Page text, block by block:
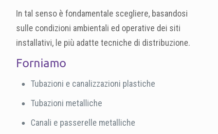
In tal senso è fondamentale scegliere, basandosi
sulle condizioni ambientali ed operative dei siti
installativi, le più adatte tecniche di distribuzione.
Forniamo
Tubazioni e canalizzazioni plastiche
Tubazioni metalliche
Canali e passerelle metalliche